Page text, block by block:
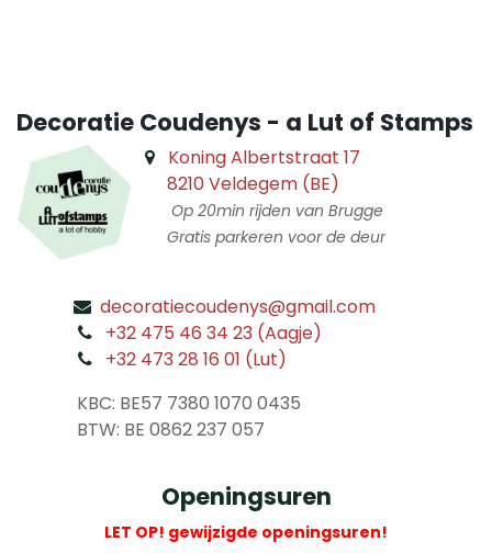
Decoratie Coudenys - a Lut of Stamps
Koning Albertstraat 17
8210 Veldegem (BE)
Op 20min rijden van Brugge
Gratis parkeren voor de deur
decoratiecoudenys@gmail.com
+32 475 46 34 23 (Aagje)
+32 473 28 16 01 (Lut)
KBC: BE57 7380 1070 0435
​ BTW: BE 0862 237 057
Openingsuren
LET OP! gewijzigde openingsuren!